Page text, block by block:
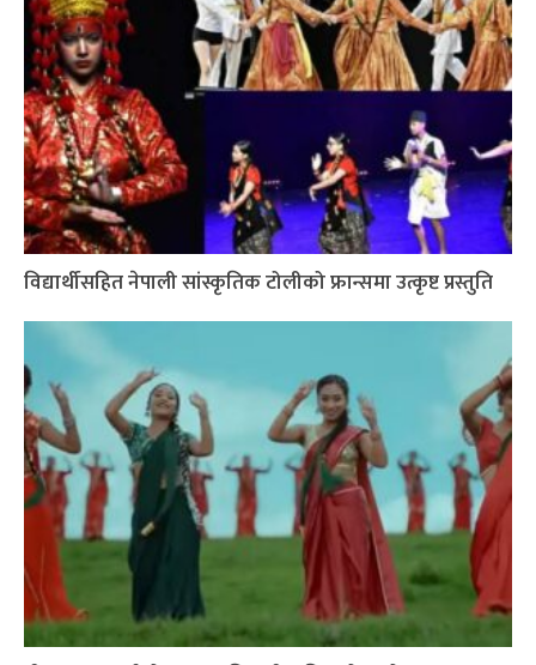
विद्यार्थीसहित नेपाली सांस्कृतिक टोलीको फ्रान्समा उत्कृष्ट प्रस्तुति